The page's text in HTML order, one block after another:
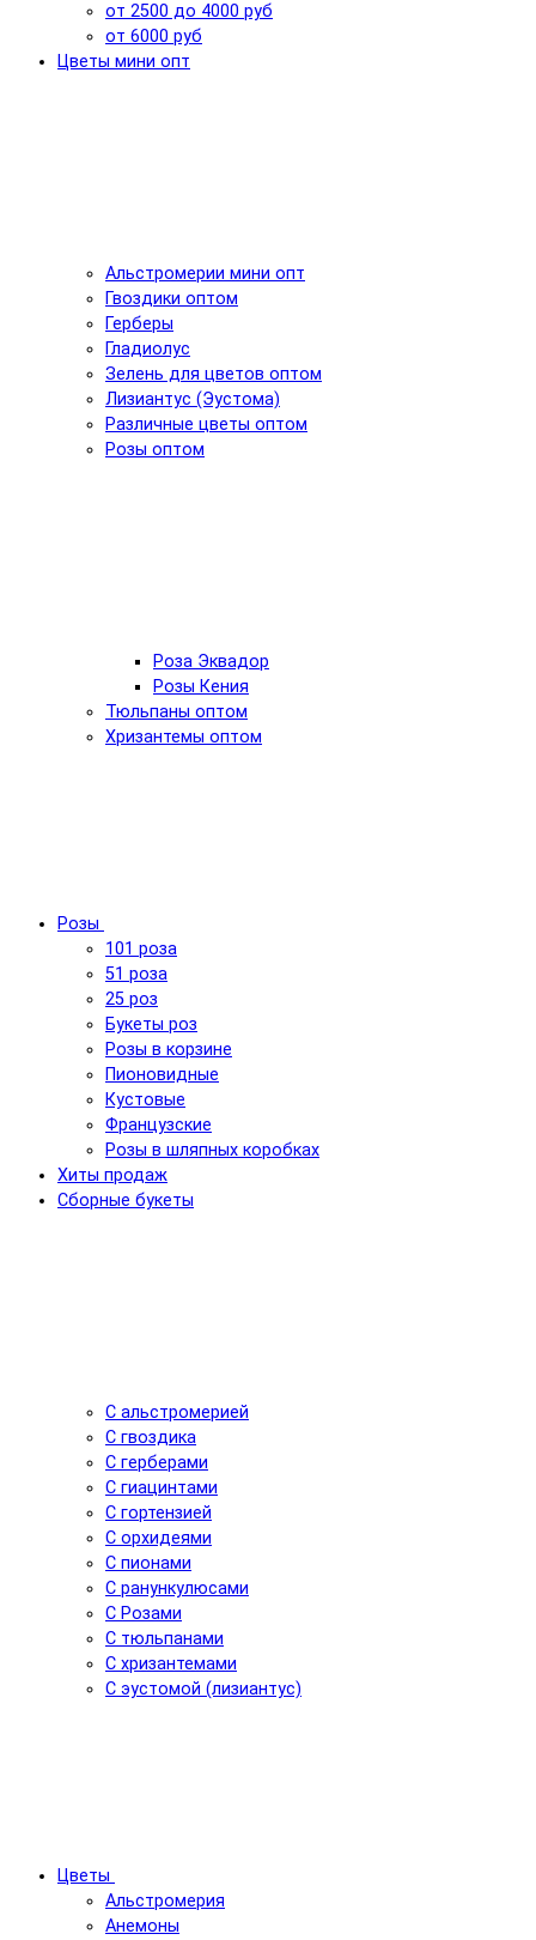
от 2500 до 4000 руб
от 6000 руб
Цветы мини опт
Альстромерии мини опт
Гвоздики оптом
Герберы
Гладиолус
Зелень для цветов оптом
Лизиантус (Эустома)
Различные цветы оптом
Розы оптом
Роза Эквадор
Розы Кения
Тюльпаны оптом
Хризантемы оптом
Розы
101 роза
51 роза
25 роз
Букеты роз
Розы в корзине
Пионовидные
Кустовые
Французские
Розы в шляпных коробках
Хиты продаж
Сборные букеты
С альстромерией
С гвоздика
С герберами
С гиацинтами
С гортензией
С орхидеями
С пионами
С ранункулюсами
С Розами
С тюльпанами
С хризантемами
С эустомой (лизиантус)
Цветы
Альстромерия
Анемоны